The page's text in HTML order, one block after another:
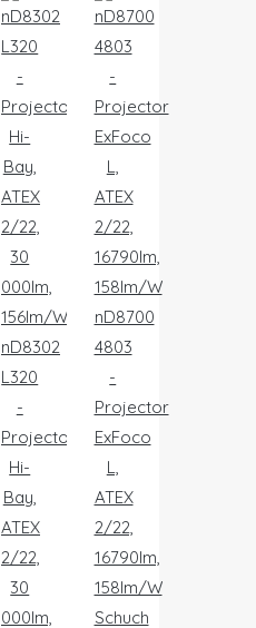
nD8302
L320
-
Projector
Hi-
Bay,
ATEX
2/22,
30
000lm,
nD8700
4803
-
Projector
ExFoco
L,
ATEX
2/22,
16790lm,
158lm/W
Schuch